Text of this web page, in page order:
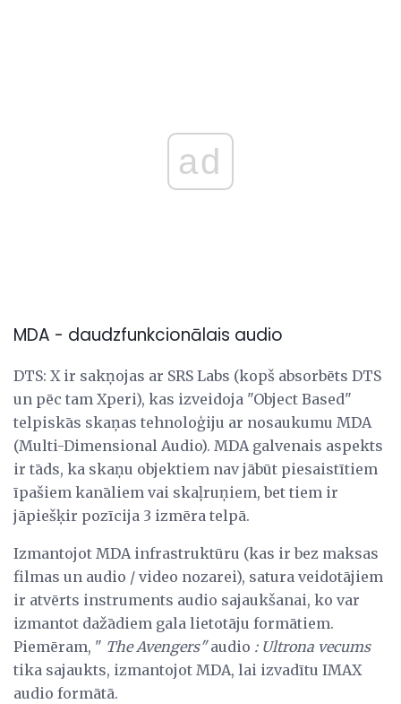
ad
MDA - daudzfunkcionālais audio
DTS: X ir sakņojas ar SRS Labs (kopš absorbēts DTS
un pēc tam Xperi), kas izveidoja "Object Based"
telpiskās skaņas tehnoloģiju ar nosaukumu MDA
(Multi-Dimensional Audio). MDA galvenais aspekts
ir tāds, ka skaņu objektiem nav jābūt piesaistītiem
īpašiem kanāliem vai skaļruņiem, bet tiem ir
jāpiešķir pozīcija 3 izmēra telpā.
Izmantojot MDA infrastruktūru (kas ir bez maksas
filmas un audio / video nozarei), satura veidotājiem
ir atvērts instruments audio sajaukšanai, ko var
izmantot dažādiem gala lietotāju formātiem.
Piemēram, " The Avengers"audio : Ultrona vecums
tika sajaukts, izmantojot MDA, lai izvadītu IMAX
audio formātā.